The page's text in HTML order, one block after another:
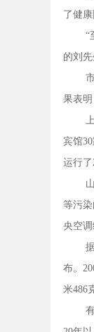
了健
“
的刘
果表明
宾馆
运行了
等污
央空调
布。
米486